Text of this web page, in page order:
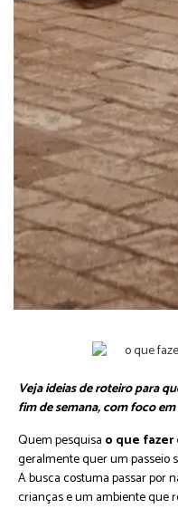
Veja ideias de roteiro para
fim de semana, com foco
Quem pesquisa o que fazer
geralmente quer um passeio
A busca costuma passar por
crianças e um ambiente que